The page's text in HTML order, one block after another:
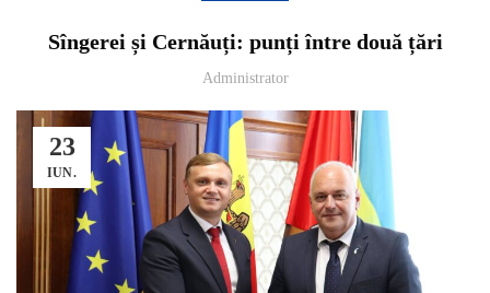
Sîngerei și Cernăuți: punți între două țări
Administrator
23
IUN.